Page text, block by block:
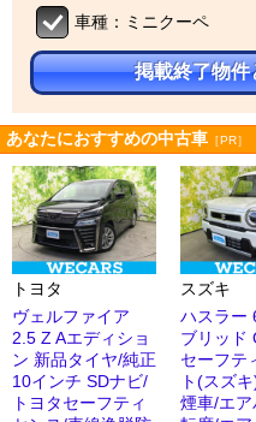
車種：ミニクーペ
掲載終了物件
あなたにおすすめの中古車 ［PR］
トヨタ
ヴェルファイア
2.5 Z Aエディショ
ン 新品タイヤ/純正
10インチ SDナビ/
トヨタセーフティ
スズキ
ハスラー
ブリッド
セーフテ
ト(スズ
煙車/エ